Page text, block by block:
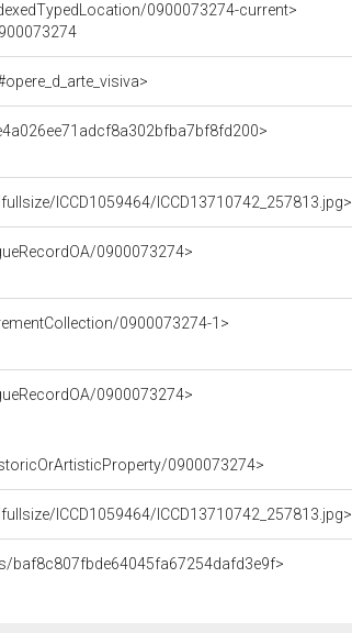
0900073274-current>
ICCD1059464/ICCD13710742_257813.jpg>
0900073274>
0900073274-1>
0900073274>
0900073274>
ICCD1059464/ICCD13710742_257813.jpg>